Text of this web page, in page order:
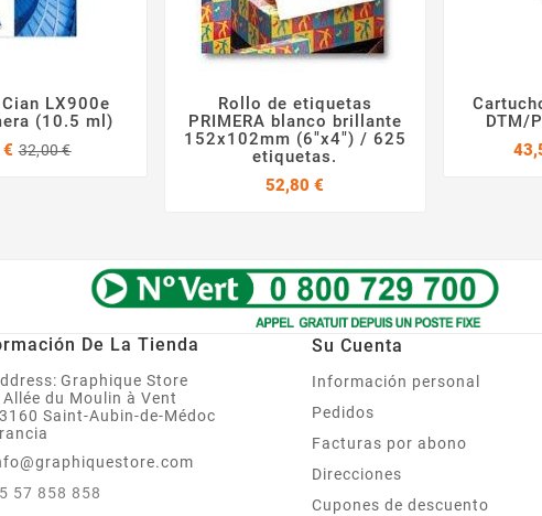

LX900e
(10.5 ml)
32,00 €
 
Rollo de etiquetas
PRIMERA blanco brillante
152x102mm (6"x4") / 625
etiquetas.
52,80 €
DTM/
De La Tienda
Graphique Store
Allée du Moulin à Vent
Saint-Aubin-de-Médoc
57 858 858
Su Cuenta
Información personal
Pedidos
Facturas por abono
Direcciones
Cupones de descuento